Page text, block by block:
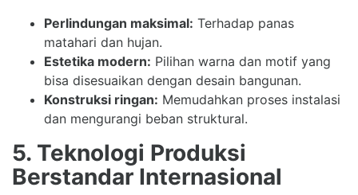
Perlindungan maksimal: Terhadap panas
matahari dan hujan.
Estetika modern: Pilihan warna dan motif yang
bisa disesuaikan dengan desain bangunan.
Konstruksi ringan: Memudahkan proses instalasi
dan mengurangi beban struktural.
5. Teknologi Produksi
Berstandar Internasional